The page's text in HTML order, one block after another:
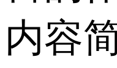
内容